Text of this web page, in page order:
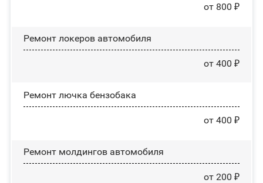
от 800 ₽
Ремонт лoĸepoв автомобиля
от 400 ₽
Ремонт лючка бензобака
от 400 ₽
Ремонт молдингов автомобиля
от 200 ₽